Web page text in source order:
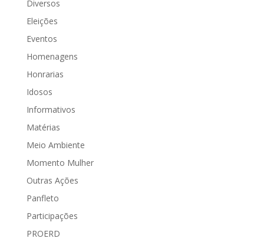
Diversos
Eleições
Eventos
Homenagens
Honrarias
Idosos
Informativos
Matérias
Meio Ambiente
Momento Mulher
Outras Ações
Panfleto
Participações
PROERD